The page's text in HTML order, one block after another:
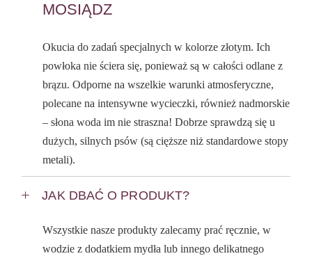
MOSIĄDZ
Okucia do zadań specjalnych w kolorze złotym. Ich
powłoka nie ściera się, ponieważ są w całości odlane z
brązu. Odporne na wszelkie warunki atmosferyczne,
polecane na intensywne wycieczki, również nadmorskie
– słona woda im nie straszna! Dobrze sprawdzą się u
dużych, silnych psów (są cięższe niż standardowe stopy
metali).
JAK DBAĆ O PRODUKT?
Wszystkie nasze produkty zalecamy prać ręcznie, w
wodzie z dodatkiem mydła lub innego delikatnego